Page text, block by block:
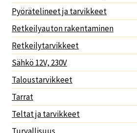
Pyörätelineet ja tarvikkeet
Retkeilyauton rakentaminen
Retkeilytarvikkeet
Sähkö 12V, 230V
Taloustarvikkeet
Tarrat
Teltat ja tarvikkeet